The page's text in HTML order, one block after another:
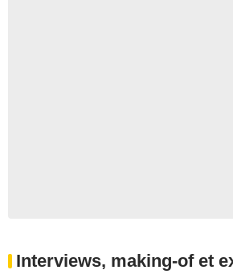
Interviews, making-of et